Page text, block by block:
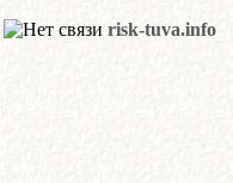
risk-tuva.info